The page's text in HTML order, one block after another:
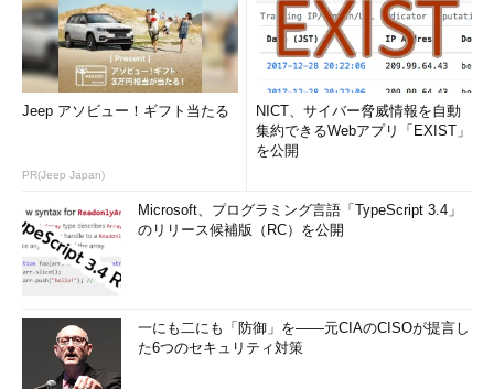
Jeep アソビュー！ギフト当たる
PR(Jeep Japan)
NICT、サイバー脅威情報を自動
集約できるWebアプリ「EXIST」
を公開
Microsoft、プログラミング言語「TypeScript 3.4」
のリリース候補版（RC）を公開
一にも二にも「防御」を――元CIAのCISOが提言し
た6つのセキュリティ対策